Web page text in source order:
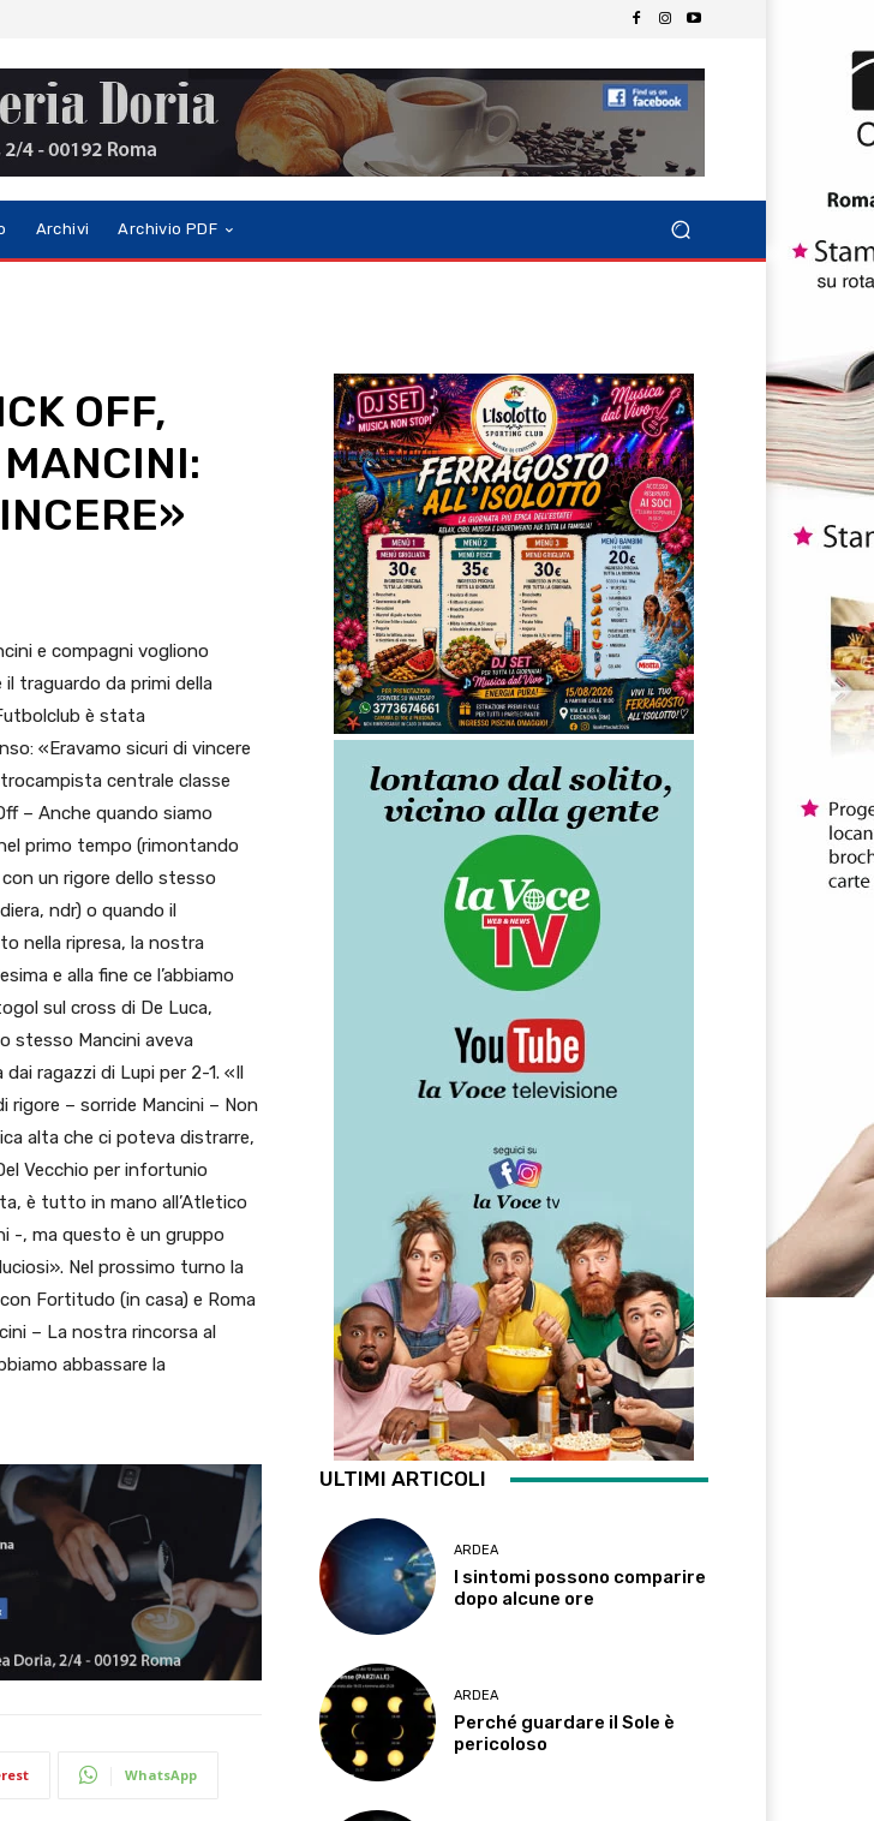
Archivi Archivio PDF
OFF,
e compagni vogliono
traguardo da primi della
è stata
«Eravamo sicuri di vincere
centrale classe
– Anche quando siamo
primo tempo (rimontando
un rigore dello stesso
ndr) o quando il
nella ripresa, la nostra
e alla fine ce l’abbiamo
sul cross di De Luca,
stesso Mancini aveva
ragazzi di Lupi per 2-1. «Il
rigore – sorride Mancini – Non
alta che ci poteva distrarre,
Vecchio per infortunio
è tutto in mano all’Atletico
-, ma questo è un gruppo
Nel prossimo turno la
Fortitudo (in casa) e Roma
– La nostra rincorsa al
abbassare la
WhatsApp
ULTIMI ARTICOLI
ARDEA
I sintomi possono comparire
dopo alcune ore
ARDEA
Perché guardare il Sole è
pericoloso